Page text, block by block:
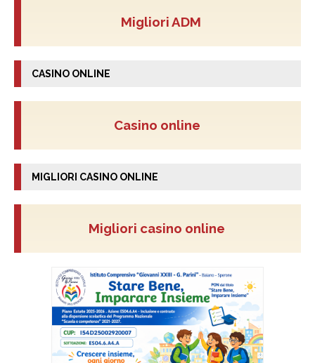
Migliori ADM
CASINO ONLINE
Casino online
MIGLIORI CASINO ONLINE
Migliori casino online